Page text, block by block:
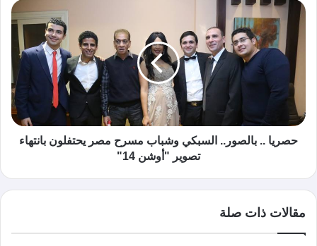
حصريا .. بالصور.. السبكي وشباب مسرح مصر يحتفلون بانتهاء
تصوير "أوشن 14"
مقالات ذات صلة